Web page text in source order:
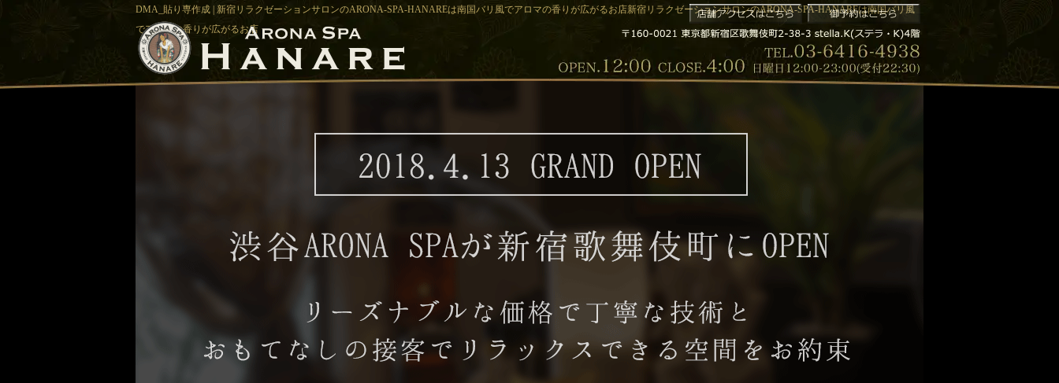
DMA_貼り専作成 | 新宿リラクゼーションサロンのARONA-SPA-HANAREは南国バリ風でアロマの香りが広がるお店新宿リラクゼーションサロンのARONA-SPA-HANAREは南国バリ風
でアロマの香りが広がるお店